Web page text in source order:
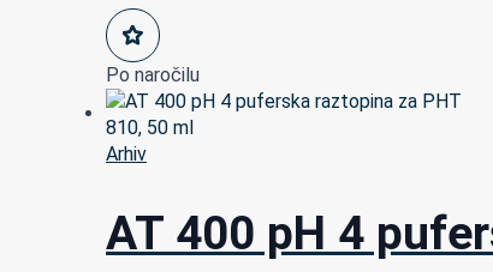
Po naročilu
Arhiv
AT 400 pH 4